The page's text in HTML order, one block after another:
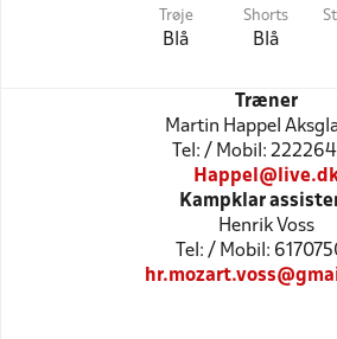
Trøje
Blå
Shorts
Blå
Træner
Martin Happel
Tel: / Mobil:
Kampklar
Henrik Voss
Tel: / Mobil: